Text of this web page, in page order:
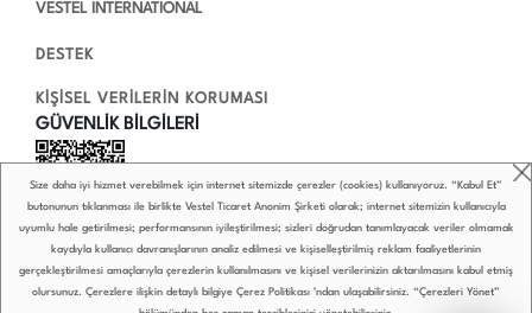
Size daha iyi hizmet verebilmek için internet sitemizde çerezler (cookies) kullanıyoruz. “Kabul Et”
butonunun tıklanması ile birlikte Vestel Ticaret Anonim Şirketi olarak; internet sitemizin kullanıcıyla
uyumlu hale getirilmesi; performansının iyileştirilmesi; sizleri doğrudan tanımlayacak veriler olmamak
kaydıyla kullanıcı davranışlarının analiz edilmesi ve kişiselleştirilmiş reklam faaliyetlerinin
gerçekleştirilmesi amaçlarıyla çerezlerin kullanılmasını ve kişisel verilerinizin aktarılmasını kabul etmiş
olursunuz. Çerezlere ilişkin detaylı bilgiye Çerez Politikası ’ndan ulaşabilirsiniz. “Çerezleri Yönet”
VESTEL INTERNATIONAL
DESTEK
KİŞİSEL VERİLERİN KORUMASI
GÜVENLİK BİLGİLERİ